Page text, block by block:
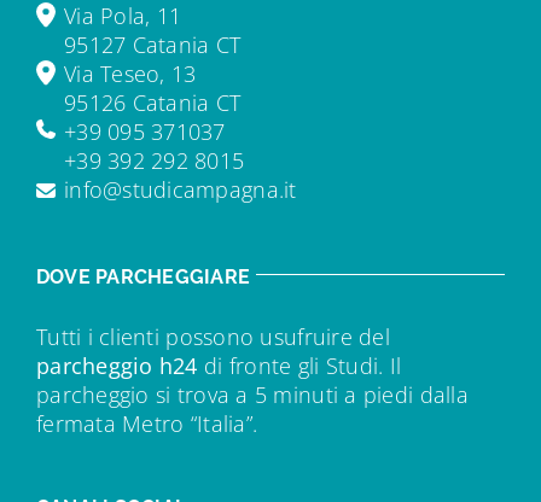
Via Pola, 11
95127 Catania CT
Via Teseo, 13
95126 Catania CT
+39 095 371037
+39 392 292 8015
info@studicampagna.it
DOVE PARCHEGGIARE
Tutti i clienti possono usufruire del
parcheggio h24 di fronte gli Studi. Il
parcheggio si trova a 5 minuti a piedi dalla
fermata Metro “Italia”.